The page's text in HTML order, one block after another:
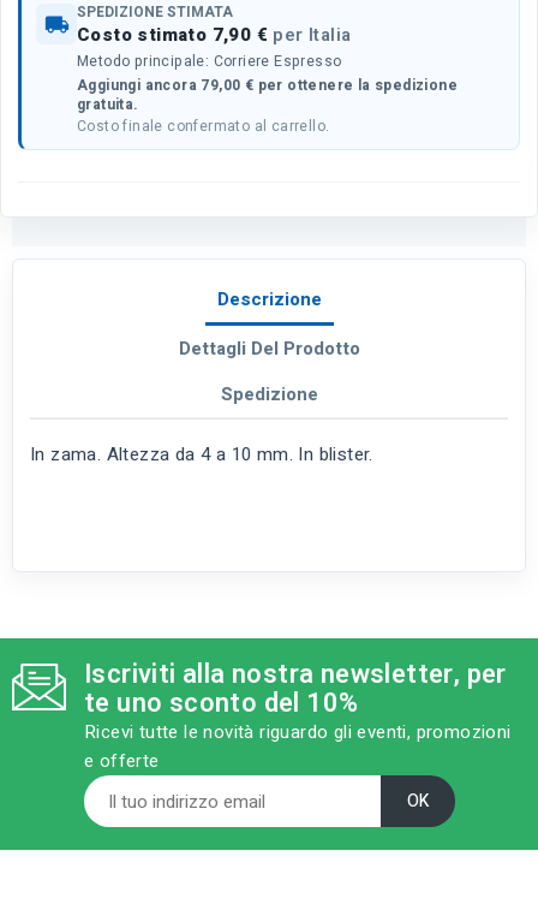
local_shipping SPEDIZIONE STIMATA
Costo stimato 7,90 € per Italia
Metodo principale: Corriere Espresso
Aggiungi ancora 79,00 € per ottenere la spedizione
gratuita.
Costo finale confermato al carrello.
Descrizione
Dettagli Del Prodotto
Spedizione
In zama. Altezza da 4 a 10 mm. In blister.
Iscriviti alla nostra newsletter, per
te uno sconto del 10%
Ricevi tutte le novità riguardo gli eventi, promozioni
e offerte